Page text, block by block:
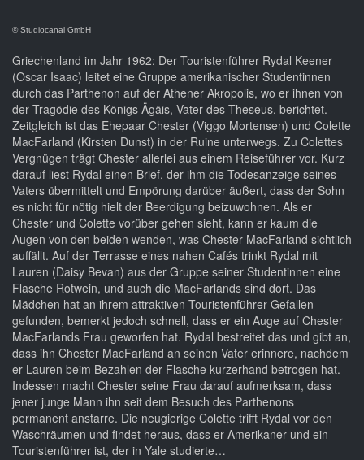
© Studiocanal GmbH
Griechenland im Jahr 1962: Der Touristenführer Rydal Keener
(Oscar Isaac) leitet eine Gruppe amerikanischer Studentinnen
durch das Parthenon auf der Athener Akropolis, wo er ihnen von
der Tragödie des Königs Ägäis, Vater des Theseus, berichtet.
Zeitgleich ist das Ehepaar Chester (Viggo Mortensen) und Colette
MacFarland (Kirsten Dunst) in der Ruine unterwegs. Zu Colettes
Vergnügen trägt Chester allerlei aus einem Reiseführer vor. Kurz
darauf liest Rydal einen Brief, der ihm die Todesanzeige seines
Vaters übermittelt und Empörung darüber äußert, dass der Sohn
es nicht für nötig hielt der Beerdigung beizuwohnen. Als er
Chester und Colette vorüber gehen sieht, kann er kaum die
Augen von den beiden wenden, was Chester MacFarland sichtlich
auffällt. Auf der Terrasse eines nahen Cafés trinkt Rydal mit
Lauren (Daisy Bevan) aus der Gruppe seiner Studentinnen eine
Flasche Rotwein, und auch die MacFarlands sind dort. Das
Mädchen hat an ihrem attraktiven Touristenführer Gefallen
gefunden, bemerkt jedoch schnell, dass er ein Auge auf Chester
MacFarlands Frau geworfen hat. Rydal bestreitet das und gibt an,
dass ihn Chester MacFarland an seinen Vater erinnere, nachdem
er Lauren beim Bezahlen der Flasche kurzerhand betrogen hat.
Indessen macht Chester seine Frau darauf aufmerksam, dass
jener junge Mann ihn seit dem Besuch des Parthenons
permanent anstarre. Die neugierige Colette trifft Rydal vor den
Waschräumen und findet heraus, dass er Amerikaner und ein
Touristenführer ist, der in Yale studierte…